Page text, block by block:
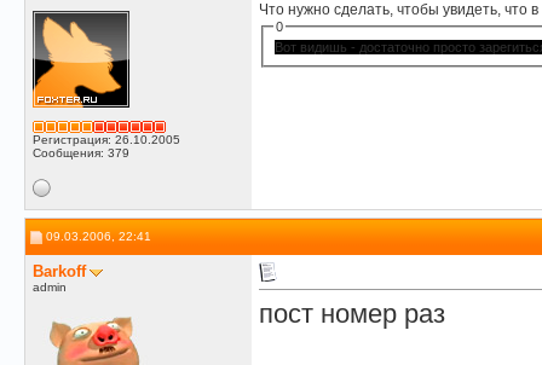
Регистрация: 26.10.2005
Сообщения: 379
Что нужно сделать, чтобы увидеть, что
0
Вот видишь - достаточно просто
09.03.2006, 22:41
Barkoff
admin
пост номер раз